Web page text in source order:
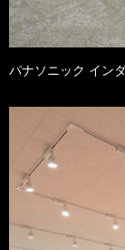
パナソニック イン